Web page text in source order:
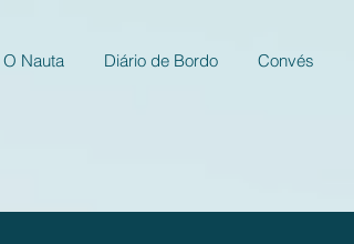
O Nauta Diário de Bordo Convés